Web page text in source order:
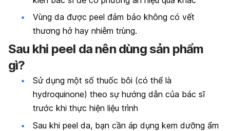
Vùng da được peel đảm bảo không có vết
thương hở hay nhiễm trùng.
Sau khi peel da nên dùng sản phẩm
gì?
Sử dụng một số thuốc bôi (có thể là
hydroquinone) theo sự hướng dẫn của bác sĩ
trước khi thực hiện liệu trình
Sau khi peel da, bạn cần áp dụng kem dưỡng ẩm